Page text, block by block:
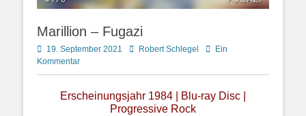
Marillion – Fugazi
Posted
on
19. September 2021 AutorRobert Schlegel
Ein
Kommentar
Erscheinungsjahr 1984 | Blu-ray Disc |
Progressive Rock